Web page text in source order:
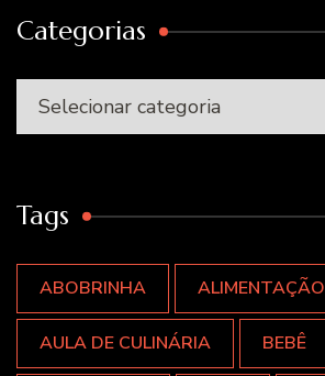
Categorias
Categorias
Tags
ABOBRINHA ALIMENTAÇÃO
AULA DE CULINÁRIA BEBÊ